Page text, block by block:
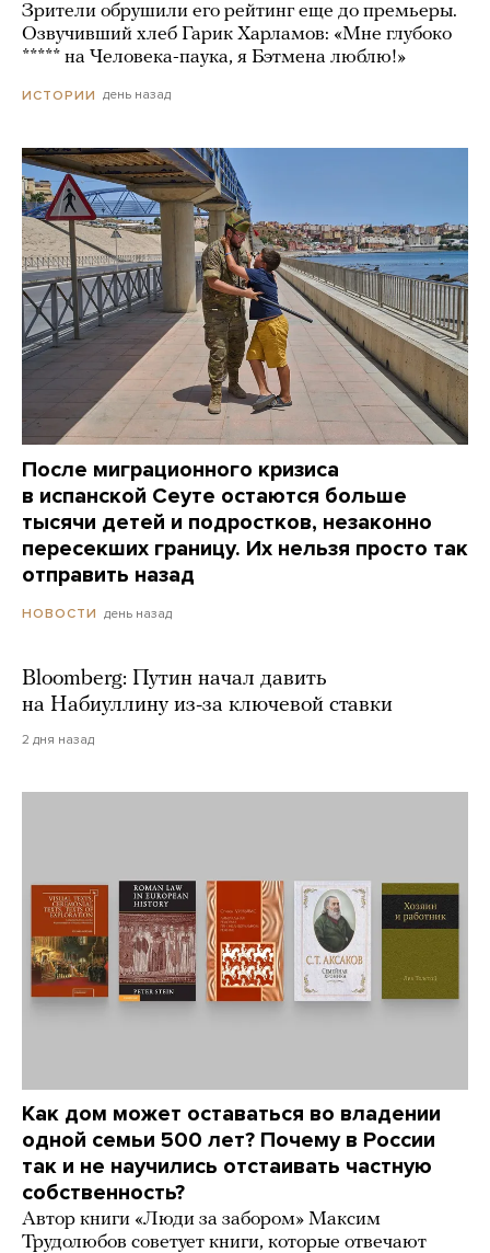
Зрители обрушили его рейтинг еще до премьеры.
Озвучивший хлеб Гарик Харламов: «Мне глубоко
***** на Человека-паука, я Бэтмена люблю!»
ИСТОРИИ день назад
После миграционного кризиса
в испанской Сеуте остаются больше
тысячи детей и подростков, незаконно
пересекших границу. Их нельзя просто так
отправить назад
НОВОСТИ день назад
Bloomberg: Путин начал давить
на Набиуллину из-за ключевой ставки
2 дня назад
Как дом может оставаться во владении
одной семьи 500 лет? Почему в России
так и не научились отстаивать частную
собственность?
Автор книги «Люди за забором» Максим
Трудолюбов советует книги, которые отвечают